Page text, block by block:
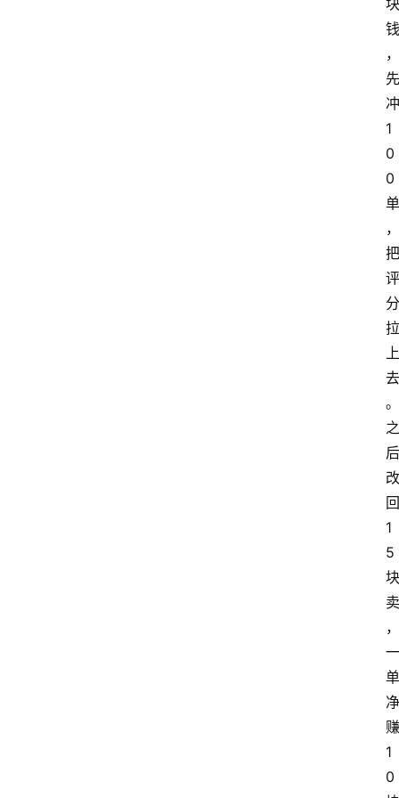
块
钱
，
先
冲
1
0
0
单
，
把
评
分
拉
上
去
。
之
后
改
回
1
5
块
卖
，
一
单
净
赚
1
0